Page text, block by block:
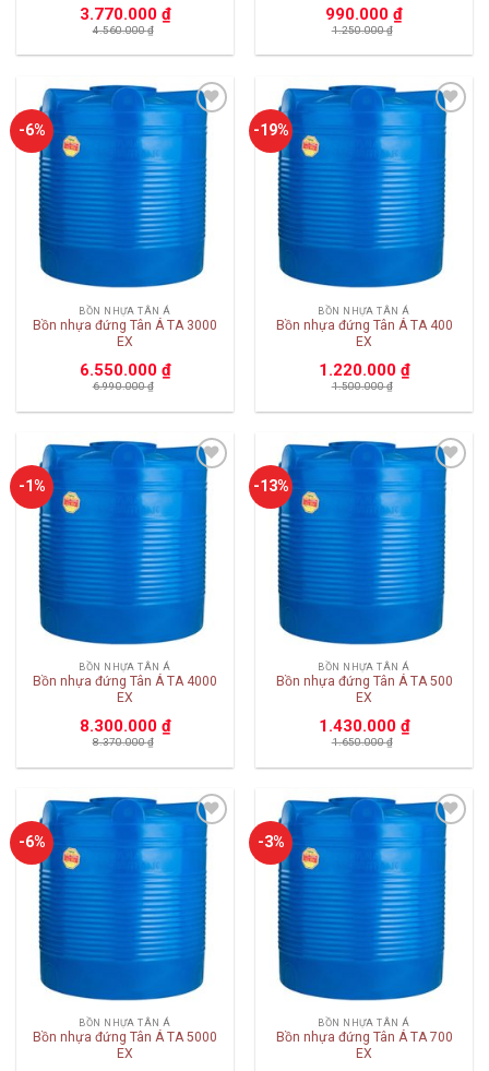
3.770.000 ₫
4.560.000₫
990.000 ₫
1.250.000₫
-6%
Add to
BỒN NHỰA TÂN Á
Bồn nhựa đứng Tân Á TA 3000
EX
6.550.000 ₫
6.990.000₫
-19%
Add to
BỒN NHỰA TÂN Á
Bồn nhựa đứng Tân Á TA 400
EX
1.220.000 ₫
1.500.000₫
-1%
Add to
BỒN NHỰA TÂN Á
Bồn nhựa đứng Tân Á TA 4000
EX
8.300.000 ₫
8.370.000₫
-13%
Add to
BỒN NHỰA TÂN Á
Bồn nhựa đứng Tân Á TA 500
EX
1.430.000 ₫
1.650.000₫
-6%
Add to
BỒN NHỰA TÂN Á
Bồn nhựa đứng Tân Á TA 5000
EX
-3%
Add to
BỒN NHỰA TÂN Á
Bồn nhựa đứng Tân Á TA 700
EX